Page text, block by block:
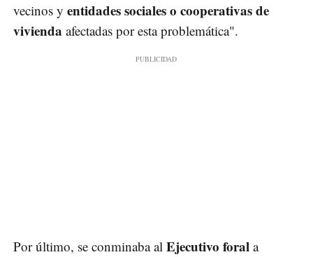
vecinos y entidades sociales o cooperativas de
vivienda afectadas por esta problemática".
Por último, se conminaba al Ejecutivo foral a